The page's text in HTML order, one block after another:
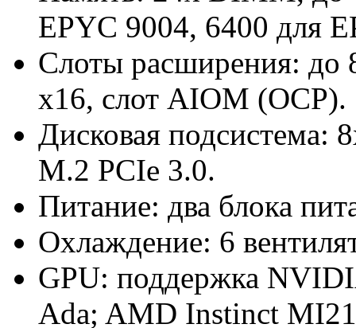
EPYC 9004, 6400 для
Слоты расширения: до
x16, слот AIOM (OCP).
Дисковая подсистема:
M.2 PCIe 3.0.
Питание: два блока
Охлаждение: 6
GPU: поддержка
Ada; AMD Instinct